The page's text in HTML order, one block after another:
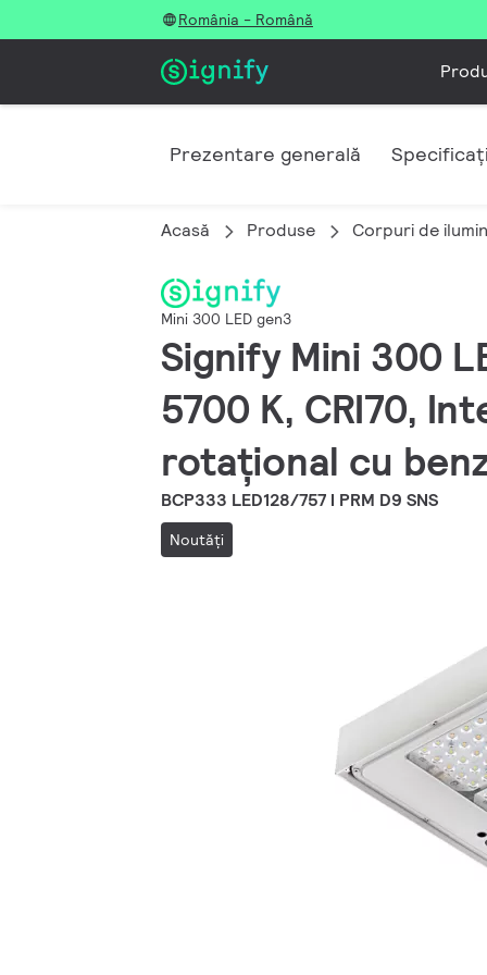
România - Română
Prezentare generală
Acasă Produse Corpuri de
Mini 300 LED gen3
Signify Mini 300
5700 K, CRI70,
rotațional cu
BCP333 LED128/757 I PRM D9 SNS
Noutăţi